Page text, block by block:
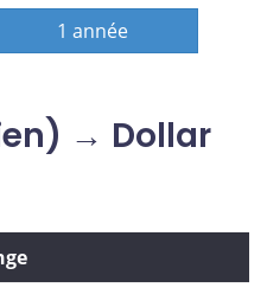
1 année
→ Dollar